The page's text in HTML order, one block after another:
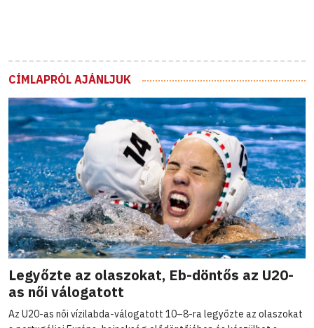
CÍMLAPRÓL AJÁNLJUK
Legyőzte az olaszokat, Eb-döntős az U20-
as női válogatott
Az U20-as női vízilabda-válogatott 10–8-ra legyőzte az olaszokat